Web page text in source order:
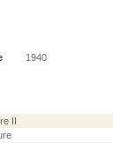
1940
II